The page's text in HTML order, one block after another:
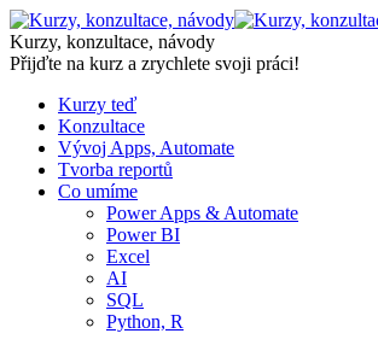
Skip
to
content
Kurzy, konzultace, návody
Přijďte na kurz a zrychlete svoji práci!
Kurzy teď
Konzultace
Vývoj Apps, Automate
Tvorba reportů
Co umíme
Power Apps & Automate
Power BI
Excel
AI
SQL
Python, R